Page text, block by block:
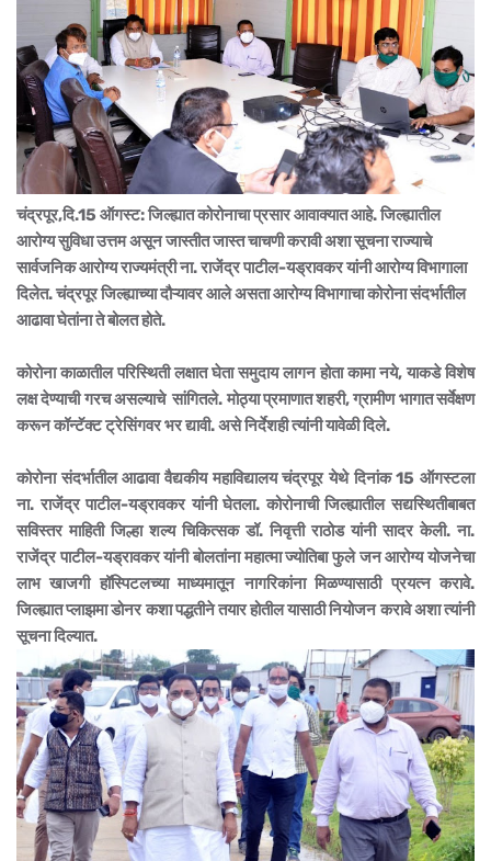
चंद्रपूर,दि.15 ऑगस्ट: जिल्ह्यात कोरोनाचा प्रसार आवाक्यात आहे. जिल्ह्यातील
आरोग्य सुविधा उत्तम असून जास्तीत जास्त चाचणी करावी अशा सूचना राज्याचे
सार्वजनिक आरोग्य राज्यमंत्री ना. राजेंद्र पाटील-यड्रावकर यांनी आरोग्य विभागाला
दिलेत. चंद्रपूर जिल्ह्याच्या दौऱ्यावर आले असता आरोग्य विभागाचा कोरोना संदर्भातील
आढावा घेतांना ते बोलत होते.
कोरोना काळातील परिस्थिती लक्षात घेता समुदाय लागन होता कामा नये, याकडे विशेष
लक्ष देण्याची गरच असल्याचे सांगितले. मोठ्या प्रमाणात शहरी, ग्रामीण भागात सर्वेक्षण
करून कॉन्टॅक्ट ट्रेसिंगवर भर द्यावी. असे निर्देशही त्यांनी यावेळी दिले.
कोरोना संदर्भातील आढावा वैद्यकीय महाविद्यालय चंद्रपूर येथे दिनांक 15 ऑगस्टला
ना. राजेंद्र पाटील-यड्रावकर यांनी घेतला. कोरोनाची जिल्ह्यातील सद्यस्थितीबाबत
सविस्तर माहिती जिल्हा शल्य चिकित्सक डॉ. निवृत्ती राठोड यांनी सादर केली. ना.
राजेंद्र पाटील-यड्रावकर यांनी बोलतांना महात्मा ज्योतिबा फुले जन आरोग्य योजनेचा
लाभ खाजगी हॉस्पिटलच्या माध्यमातून नागरिकांना मिळण्यासाठी प्रयत्न करावे.
जिल्ह्यात प्लाझमा डोनर कशा पद्धतीने तयार होतील यासाठी नियोजन करावे अशा त्यांनी
सूचना दिल्यात.